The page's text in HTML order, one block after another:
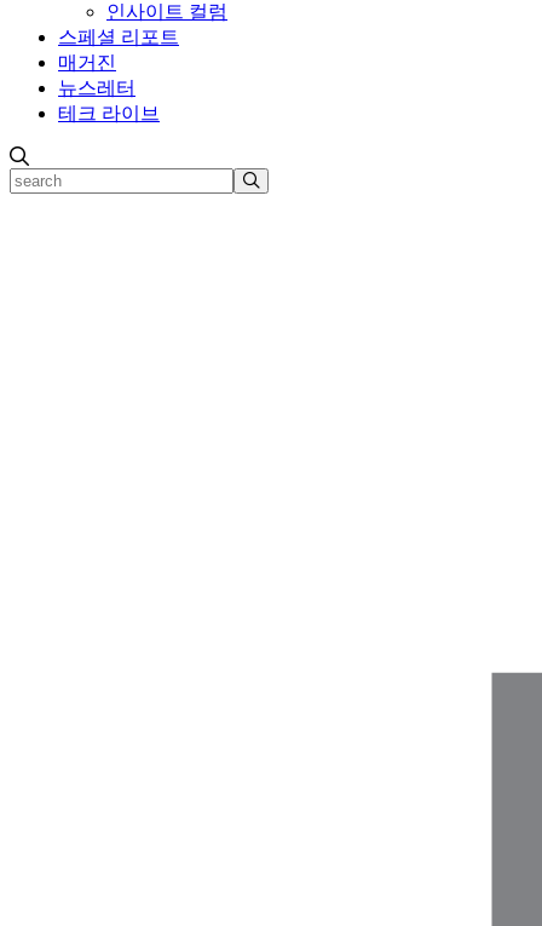
인사이트 컬럼
스페셜 리포트
매거진
뉴스레터
테크 라이브